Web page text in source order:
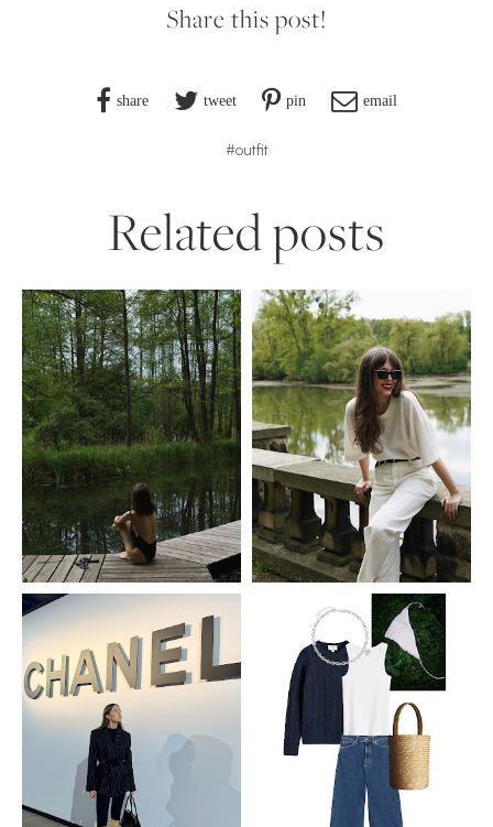
Share this post!
share tweet pin email
#outfit
Related posts